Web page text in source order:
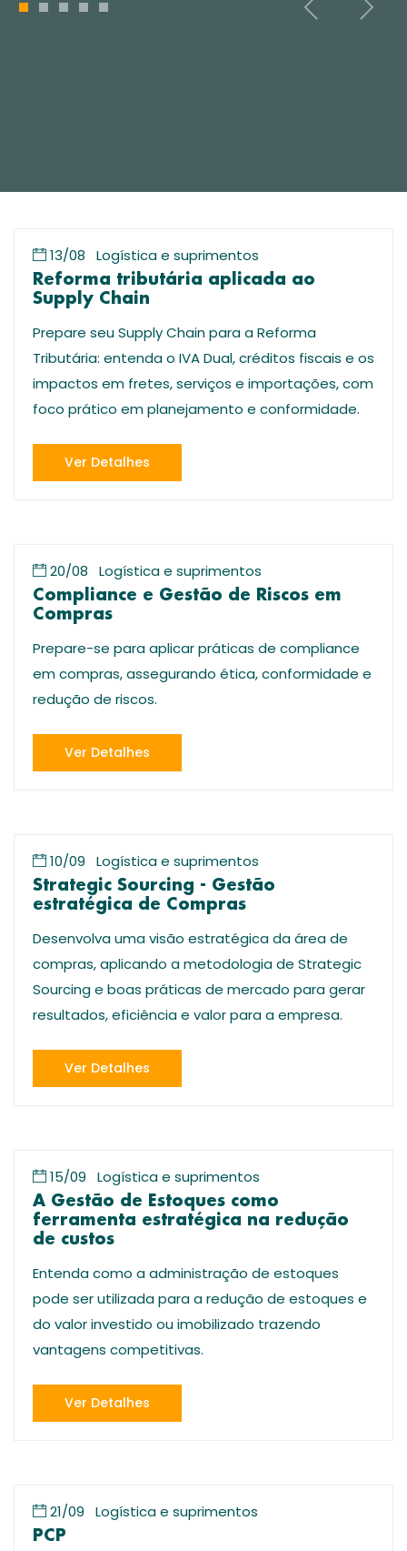
1 2 3 4 5
13/08 Logística e suprimentos
Reforma tributária aplicada ao
Supply Chain
Prepare seu Supply Chain para a Reforma
Tributária: entenda o IVA Dual, créditos fiscais e os
impactos em fretes, serviços e importações, com
foco prático em planejamento e conformidade.
Ver Detalhes
20/08 Logística e suprimentos
Compliance e Gestão de Riscos em
Compras
Prepare-se para aplicar práticas de compliance
em compras, assegurando ética, conformidade e
redução de riscos.
Ver Detalhes
10/09 Logística e suprimentos
Strategic Sourcing - Gestão
estratégica de Compras
Desenvolva uma visão estratégica da área de
compras, aplicando a metodologia de Strategic
Sourcing e boas práticas de mercado para gerar
resultados, eficiência e valor para a empresa.
Ver Detalhes
15/09 Logística e suprimentos
A Gestão de Estoques como
ferramenta estratégica na redução
de custos
Entenda como a administração de estoques
pode ser utilizada para a redução de estoques e
do valor investido ou imobilizado trazendo
vantagens competitivas.
Ver Detalhes
21/09 Logística e suprimentos
PCP